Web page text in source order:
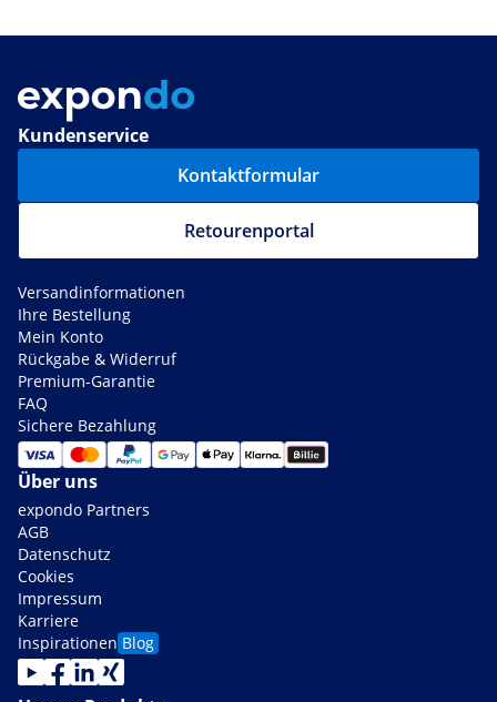
Kundenservice
Kontaktformular
Retourenportal
Versandinformationen
Ihre Bestellung
Mein Konto
Rückgabe & Widerruf
Premium-Garantie
FAQ
Sichere Bezahlung
Über uns
expondo Partners
AGB
Datenschutz
Cookies
Impressum
Karriere
Inspirationen Blog